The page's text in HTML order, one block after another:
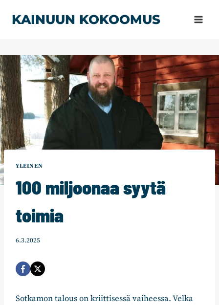
sisältöön
KAINUUN KOKOOMUS
YLEINEN
100 miljoonaa syytä
toimia
6.3.2025
Sotkamon talous on kriittisessä vaiheessa. Velka